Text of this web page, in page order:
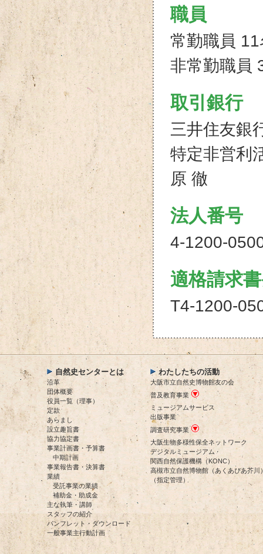
職員
常勤職員
非常勤職員
取引銀行
三井住友銀
特定非営利
原 徹
法人番号
4-1200-
適格請求
T4-1200-
自然史センターとは
沿革
団体概要
役員一覧（理事）
定款
あらまし
設立趣旨書
協力協定書
事業計画書・予算書
中期計画
事業報告書・決算書
業績
受託事業の業績
補助金・助成金
主な執筆・講師
スタッフの紹介
パンフレット・ダウンロード
一般事業主行動計画
わたしたちの活動
大阪市立自然史博物館友の会
普及教育事業
ミュージアムサービス
出版事業
調査研究事業
大阪生物多様性保全ネットワーク
デジタルミュージアム
関西自然保護機構（KONC）
高槻市立自然博物館（あくあぴあ芥川
（指定管理）